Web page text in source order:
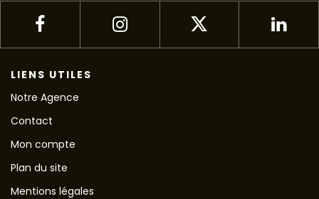
LIENS UTILES
Notre Agence
Contact
Mon compte
Plan du site
Mentions légales